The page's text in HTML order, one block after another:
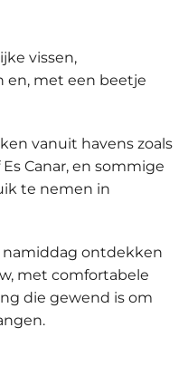
vissen,
en, met een beetje
vanuit havens zoals
Canar, en sommige
te nemen in
namiddag ontdekken
met comfortabele
die gewend is om